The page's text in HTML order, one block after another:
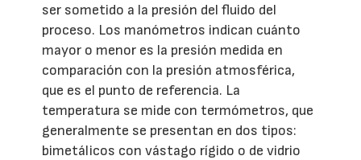
ser sometido a la presión del fluido del
proceso. Los manómetros indican cuánto
mayor o menor es la presión medida en
comparación con la presión atmosférica,
que es el punto de referencia. La
temperatura se mide con termómetros, que
generalmente se presentan en dos tipos:
bimetálicos con vástago rígido o de vidrio